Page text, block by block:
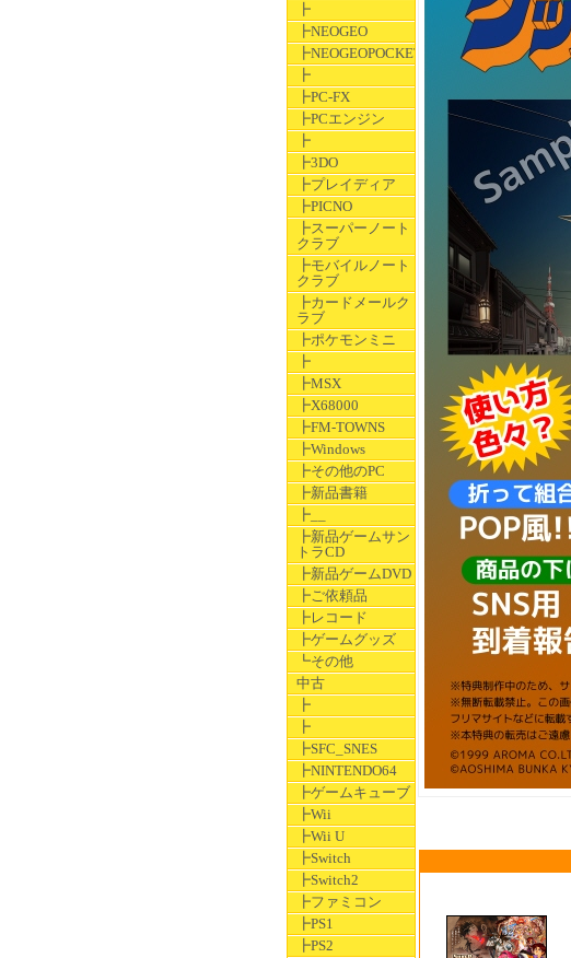
┣
┣NEOGEO
┣NEOGEOPOCKET
┣
┣PC-FX
┣PCエンジン
┣
┣3DO
┣プレイディア
┣PICNO
┣スーパーノート
クラブ
┣モバイルノート
クラブ
┣カードメールク
ラブ
┣ポケモンミニ
┣
┣MSX
┣X68000
┣FM-TOWNS
┣Windows
┣その他のPC
┣新品書籍
┣__
┣新品ゲームサン
トラCD
┣新品ゲームDVD
┣ご依頼品
┣レコード
┣ゲームグッズ
┗その他
中古
┣
┣
┣SFC_SNES
┣NINTENDO64
┣ゲームキューブ
┣Wii
┣Wii U
┣Switch
┣Switch2
┣ファミコン
┣PS1
┣PS2